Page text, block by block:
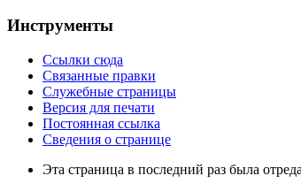
Инструменты
Ссылки сюда
Связанные правки
Служебные страницы
Версия для печати
Постоянная ссылка
Сведения о странице
Эта страница в последний раз была